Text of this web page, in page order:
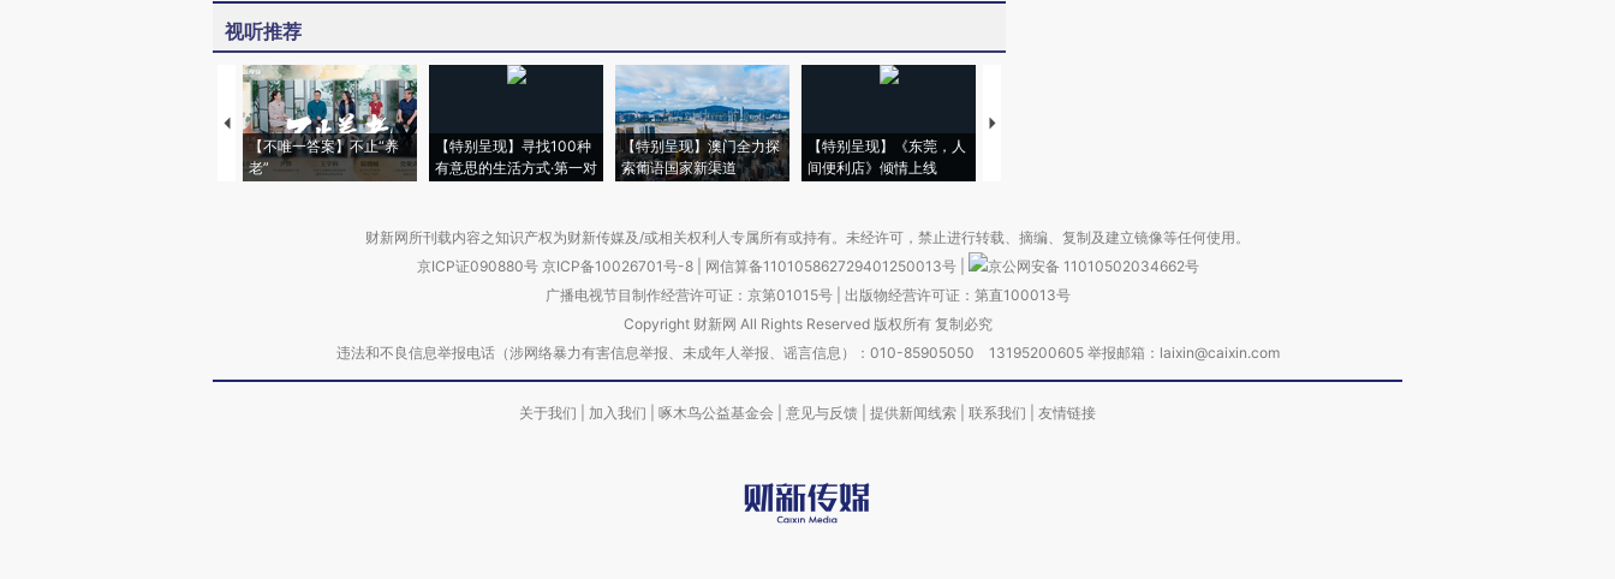
视听推荐
【不唯一答案】不止“养
老”
【特别呈现】寻找100种
有意思的生活方式·第一对
【特别呈现】澳门全力探
索葡语国家新渠道
【特别呈现】《东莞，人
间便利店》倾情上线
【推广】走进第四届链博
财新网所刊载内容之知识产权为财新传媒及/或相关权利人专属所有或持有。未经许可，禁止进行转载、摘编、复制及建立镜像等任何使用。
京ICP证090880号 京ICP备10026701号-8 网信算备110105862729401250013号
京公网安备 11010502034662号
广播电视节目制作经营许可证：京第01015号| 出版物经营许可证：第直100013号
Copyright 财新网 All Rights Reserved 版权所有 复制必究
违法和不良信息举报电话（涉网络暴力有害信息举报、未成年人举报、谣言信息）：010-85905050 13195200605 举报邮箱：laixin@caixin.com
关于我们 加入我们 啄木鸟公益基金会 意见与反馈 提供新闻线索 联系我们 友情链接